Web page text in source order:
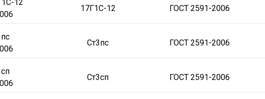
12
17Г1С-12 ГОСТ 2591-2006
Ст3пс ГОСТ 2591-2006
Ст3сп ГОСТ 2591-2006